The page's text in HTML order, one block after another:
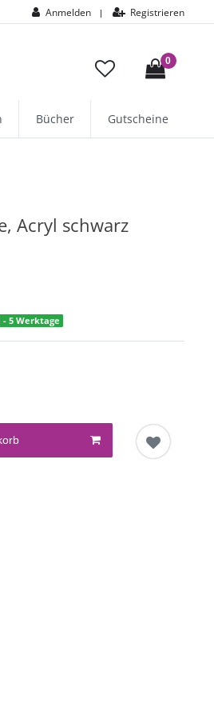
Anmelden | Registrieren
0
Bücher Gutscheine
Acryl schwarz
5 Werktage